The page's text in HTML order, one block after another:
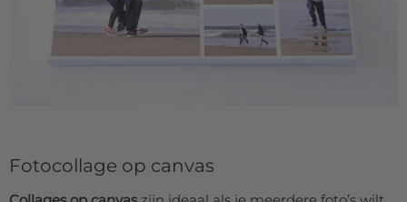
Fotocollage op canvas